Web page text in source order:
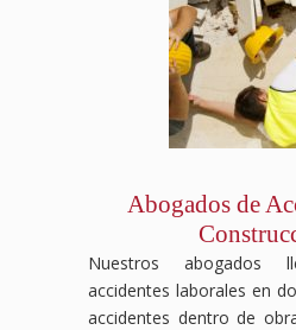
Abogados de
Nuestros abogados
accidentes laborales en
accidentes dentro de